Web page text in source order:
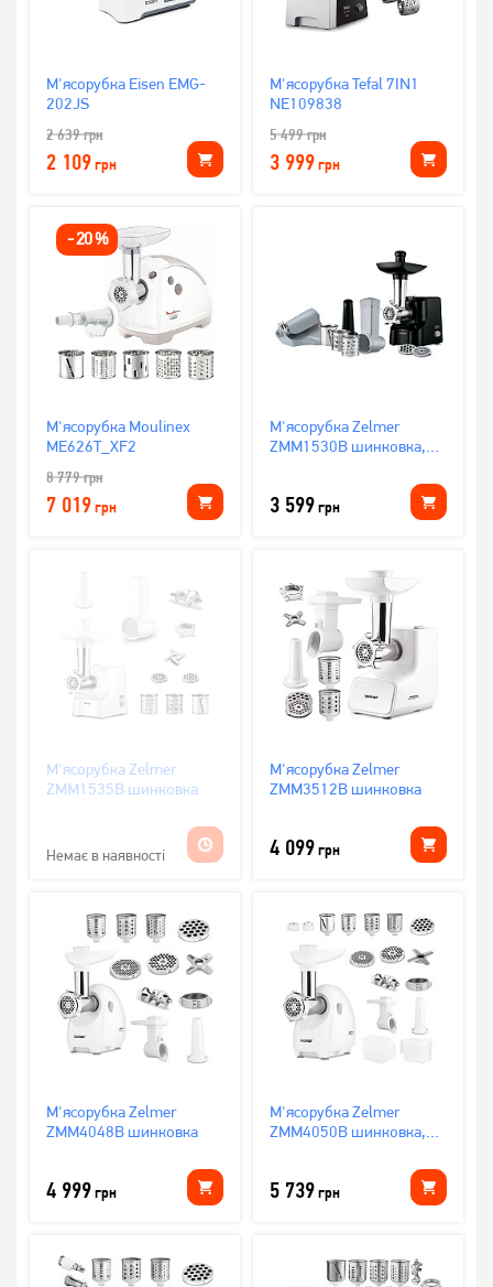
М'ясорубка Eisen EMG-
202JS
2 639грн
2 109грн
М'ясорубка Tefal 7IN1
NE109838
5 499грн
3 999грн
-20%
М'ясорубка Moulinex
ME626T_XF2
8 779грн
7 019грн
М'ясорубка Zelmer
ZMM1530B шинковка,
3 599грн
М'ясорубка Zelmer
ZMM1535B шинковка
Немає в наявності
М'ясорубка Zelmer
ZMM3512B шинковка
4 099грн
М'ясорубка Zelmer
ZMM4048B шинковка
4 999грн
М'ясорубка Zelmer
ZMM4050B шинковка,
5 739грн